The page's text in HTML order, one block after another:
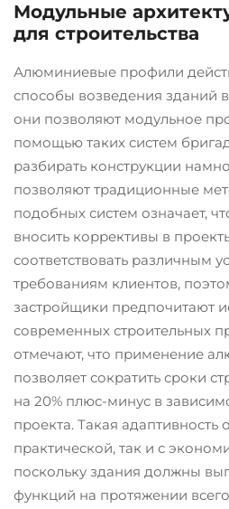
Модульные
для строительства
Алюминиевые профили
способы возведения зданий
они позволяют модульное
помощью таких систем
разбирать конструкции
позволяют традиционные
подобных систем означает,
вносить коррективы в
соответствовать различным
требованиям клиентов,
застройщики предпочитают
современных строительных
отмечают, что применение
позволяет сократить сроки
на 20% плюс-минус в
проекта. Такая адаптивность
практической, так и с
поскольку здания должны
функций на протяжении